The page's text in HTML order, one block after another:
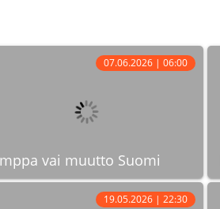
vai muutto Suomi
07.06.2026 | 06:00
19.05.2026 | 22:30